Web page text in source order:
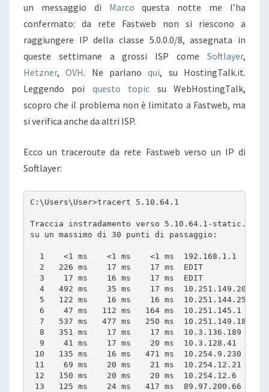
un messaggio di Marco questa notte me l’ha
confermato: da rete Fastweb non si riescono a
raggiungere IP della classe 5.0.0.0/8, assegnata in
queste settimane a grossi ISP come Softlayer,
Hetzner,OVH. Ne parlanoqui, su HostingTalk.it.
Leggendo poi questo topic su WebHostingTalk,
scopro che il problema non è limitato a Fastweb, ma
si verifica anche da altri ISP.
Ecco un traceroute da rete Fastweb verso un IP di
Softlayer:
C:\Users\User>tracert 5.10.64.1
Traccia instradamento verso 5.10.64.1-
su un massimo di 30 punti di passaggio:
  1    <1 ms    <1 ms    <1 ms  192.168.1.1
  2   226 ms    17 ms    17 ms  EDIT
  3    17 ms    16 ms    17 ms  EDIT
  4   492 ms    35 ms    17 ms  10.251.149.201
  5   122 ms    16 ms    16 ms  10.251.144.25
  6    47 ms   112 ms   164 ms  10.251.145.1
  7   537 ms   477 ms   250 ms  10.251.149.186
  8   351 ms    17 ms    17 ms  10.3.136.189
  9    41 ms    17 ms    20 ms  10.3.128.41
10   135 ms    16 ms   471 ms  10.254.9.230
11    69 ms    20 ms    21 ms  10.254.12.21
12   150 ms    20 ms    20 ms  10.254.12.6
13   125 ms    24 ms   417 ms  89.97.200.66